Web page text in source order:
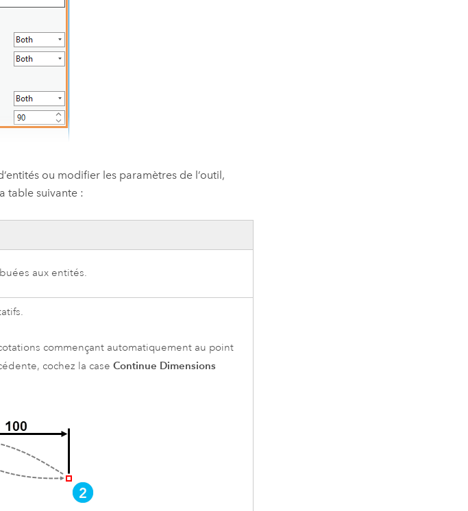
ou modifier les paramètres de l’outil,
table suivante :
aux entités.
commençant automatiquement au point
cochez la case Continue Dimensions